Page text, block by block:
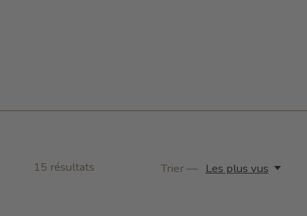
15 résultats Trier — Les plus vus